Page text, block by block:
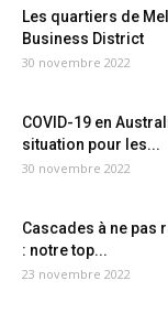
Les quartiers de
Business District
30 novembre 2022
COVID-19 en
situation pour les...
30 novembre 2022
Cascades à ne pas
: notre top...
23 novembre 2022